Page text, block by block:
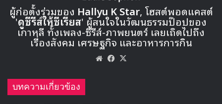
นอกจากนั้นแล้ว Exy ก็ได้โพสต์ลงในอินสตาแกรมส่วนตัวของ
เธอเพื่อบอกว่าเธอคือหน้ากาก ‘ราชินีดิสโก้’ ในรายการ King
เวลาที่มีความสุขนี้ด้วยเช่นกัน